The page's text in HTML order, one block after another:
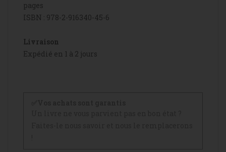
pages
ISBN : 978-2-916340-45-6
Livraison
Expédié en 1 à 2 jours